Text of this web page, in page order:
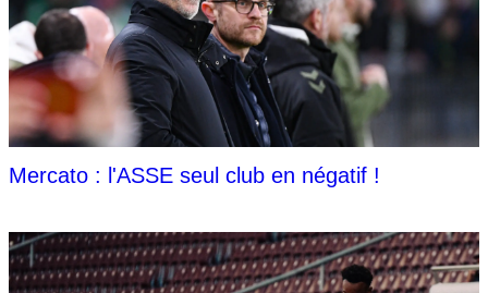
Mercato : l'ASSE seul club en négatif !